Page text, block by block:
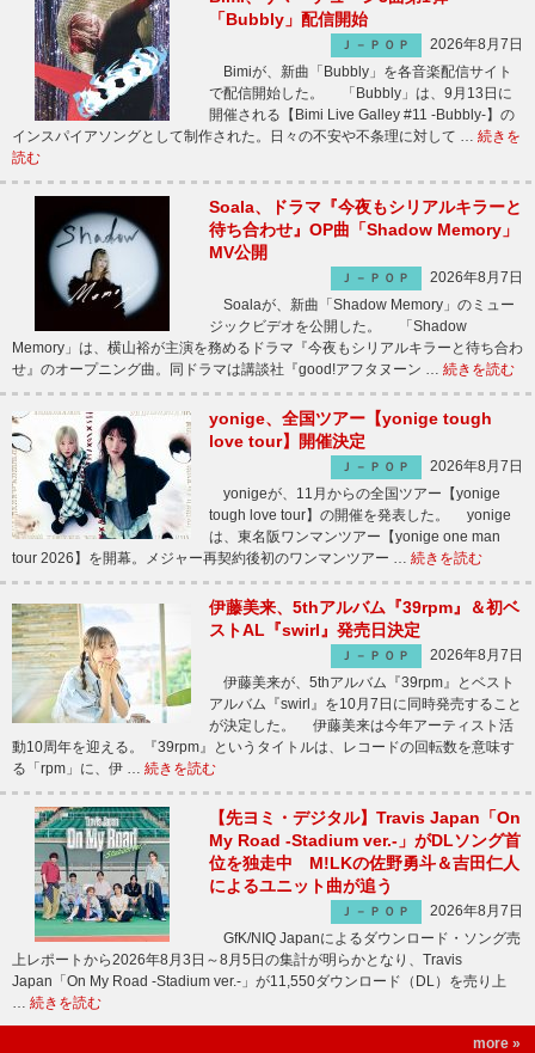
「Bubbly」配信開始
Ｊ－ＰＯＰ
2026年8月7日
Bimiが、新曲「Bubbly」を各音楽配信サイト
で配信開始した。 「Bubbly」は、9月13日に
開催される【Bimi Live Galley #11 -Bubbly-】の
インスパイアソングとして制作された。日々の不安や不条理に対して … 続きを
読む
Soala、ドラマ『今夜もシリアルキラーと
待ち合わせ』OP曲「Shadow Memory」
MV公開
Ｊ－ＰＯＰ
2026年8月7日
Soalaが、新曲「Shadow Memory」のミュー
ジックビデオを公開した。 「Shadow
Memory」は、横山裕が主演を務めるドラマ『今夜もシリアルキラーと待ち合わ
せ』のオープニング曲。同ドラマは講談社『good!アフタヌーン … 続きを読む
yonige、全国ツアー【yonige tough
love tour】開催決定
Ｊ－ＰＯＰ
2026年8月7日
yonigeが、11月からの全国ツアー【yonige
tough love tour】の開催を発表した。 yonige
は、東名阪ワンマンツアー【yonige one man
tour 2026】を開幕。メジャー再契約後初のワンマンツアー … 続きを読む
伊藤美来、5thアルバム『39rpm』＆初ベ
ストAL『swirl』発売日決定
Ｊ－ＰＯＰ
2026年8月7日
伊藤美来が、5thアルバム『39rpm』とベスト
アルバム『swirl』を10月7日に同時発売すること
が決定した。 伊藤美来は今年アーティスト活
動10周年を迎える。『39rpm』というタイトルは、レコードの回転数を意味す
る「rpm」に、伊 … 続きを読む
【先ヨミ・デジタル】Travis Japan「On
My Road -Stadium ver.-」がDLソング首
位を独走中 M!LKの佐野勇斗＆吉田仁人
によるユニット曲が追う
Ｊ－ＰＯＰ
2026年8月7日
GfK/NIQ Japanによるダウンロード・ソング売
上レポートから2026年8月3日～8月5日の集計が明らかとなり、Travis
Japan「On My Road -Stadium ver.-」が11,550ダウンロード（DL）を売り上
続きを読む
more »